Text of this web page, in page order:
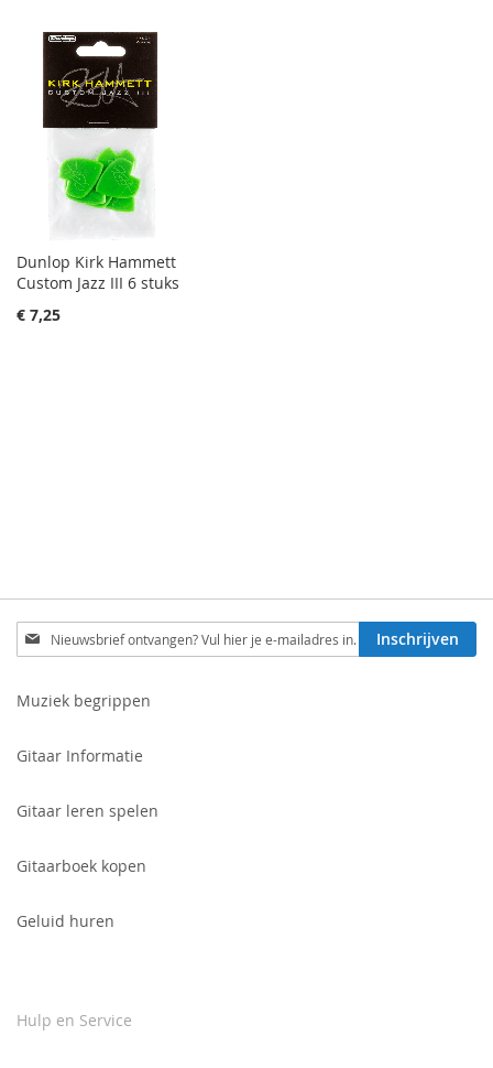
Dunlop Kirk Hammett
Custom Jazz III 6 stuks
€ 7,25
Schrijf
je
voor
Inschrijven
Muziek begrippen
Gitaar Informatie
Gitaar leren spelen
Gitaarboek kopen
Geluid huren
Hulp en Service